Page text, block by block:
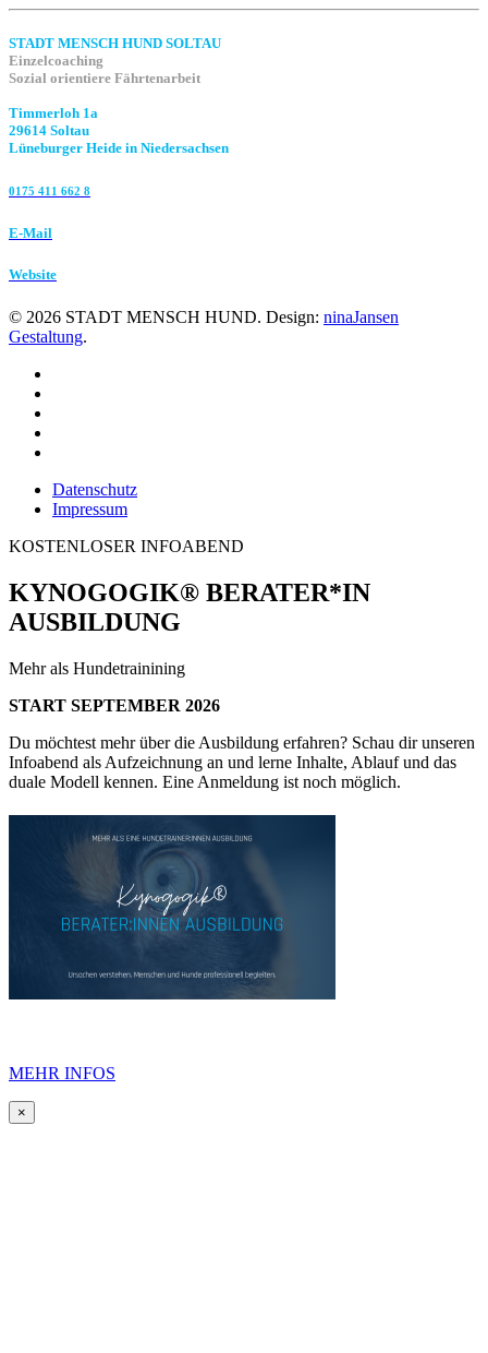
STADT MENSCH HUND SOLTAU
Einzelcoaching
Sozial orientiere Fährtenarbeit
Timmerloh 1a
29614 Soltau
Lüneburger Heide in Niedersachsen
0175 411 662 8‬
E-Mail
Website
© 2026 STADT MENSCH HUND. Design: ninaJansen
Gestaltung.
Datenschutz
Impressum
KOSTENLOSER INFOABEND
KYNOGOGIK® BERATER*IN
AUSBILDUNG
Mehr als Hundetrainining
START SEPTEMBER 2026
Du möchtest mehr über die Ausbildung erfahren? Schau dir unseren
Infoabend als Aufzeichnung an und lerne Inhalte, Ablauf und das
duale Modell kennen. Eine Anmeldung ist noch möglich.
MEHR INFOS
×